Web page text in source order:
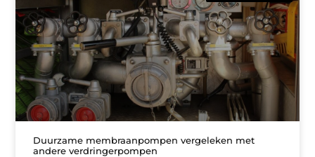
Duurzame membraanpompen vergeleken met
andere verdringerpompen